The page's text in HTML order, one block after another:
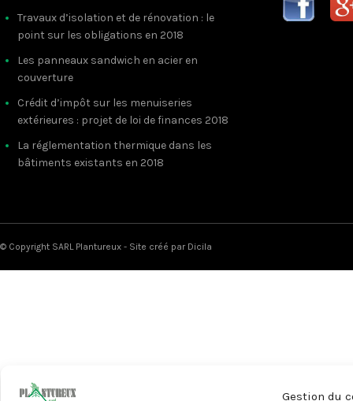
Gestion du
Travaux d’isolation et de rénovation : le
point sur les obligations en 2018
Les panneaux sandwich en acier en
couverture
Crédit d’impôt sur les menuiseries
extérieures : projet de loi de finances 2018
La réglementation thermique dans les
bâtiments existants en 2018
© Copyright SARL Plantureux - Site créé par Dicila